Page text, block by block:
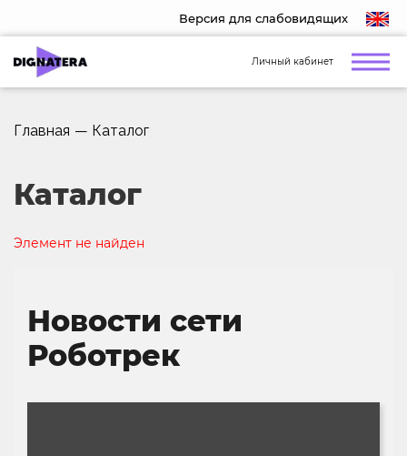
Версия для слабовидящих
Личный кабинет
Главная — Каталог
Каталог
Элемент не найден
Новости сети
Роботрек